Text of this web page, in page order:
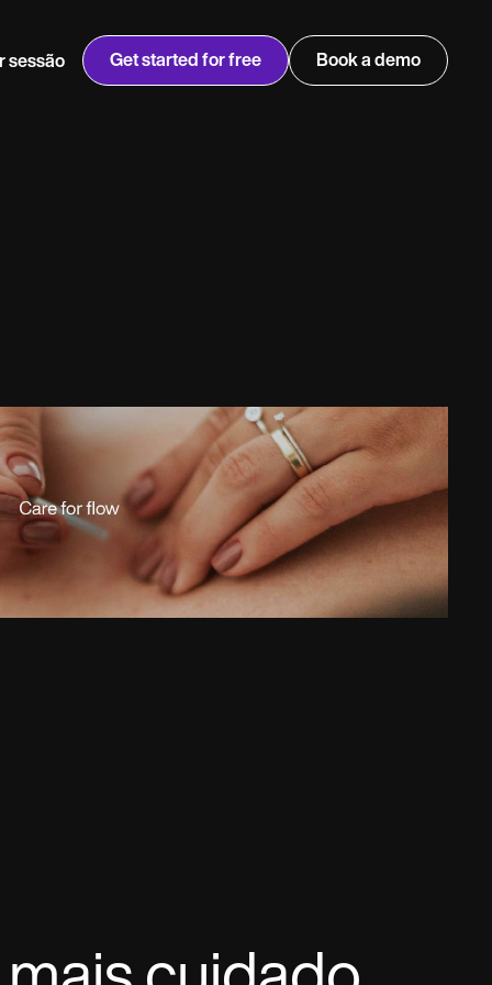
sessão Get started for free Book a demo
Ver o fluxo de trabalho completo